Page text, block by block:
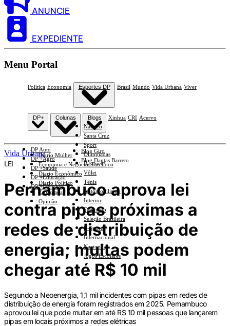
ANUNCIE
EXPEDIENTE
Menu Portal
Política Economia Esportes DP
Náutico
Santa Cruz
Sport
Olimpíadas
Basquete
Vôlei
Tênis
Automobilismo
Interior
Feminino
Seleção Brasileira
E-Sports
Internacional
Nacional
Jogos Escolares
Brasil Mundo Vida Urbana Viver
DP+
DP Auto
DP +Agro
DP +Saúde
DP +Educação
DP +Ciências
Colunas
Diario Mulher
Economia e Negócios Em Foco
Diario Econômico
Diario Político
Esplanada
Opinião
Blogs
Blog Giro
Blog Dantas Barreto
Xinhua CRI Acervo
Vida Urbana
LEI
Pernambuco aprova lei
contra pipas próximas a
redes de distribuição de
energia; multas podem
chegar até R$ 10 mil
Segundo a Neoenergia, 1,1 mil incidentes com pipas em redes de
distribuição de energia foram registrados em 2025. Pernambuco
aprovou lei que pode multar em até R$ 10 mil pessoas que lançarem
pipas em locais próximos a redes elétricas